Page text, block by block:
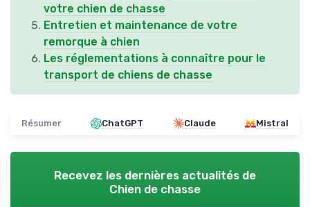
votre chien de chasse
Entretien et maintenance de votre
remorque à chien
Les réglementations à connaître pour le
transport de chiens de chasse
Résumer ChatGPT Claude Mistral
Recevez les dernières actualités de
Chien de chasse